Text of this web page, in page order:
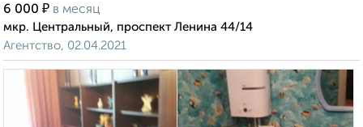
6 000 ₽ в месяц
мкр. Центральный, проспект Ленина 44/14
Агентство, 02.04.2021